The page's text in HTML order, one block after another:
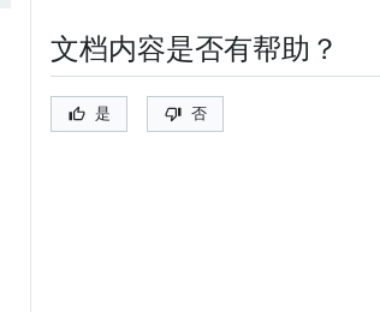
文档内容是否有帮助？
是 否